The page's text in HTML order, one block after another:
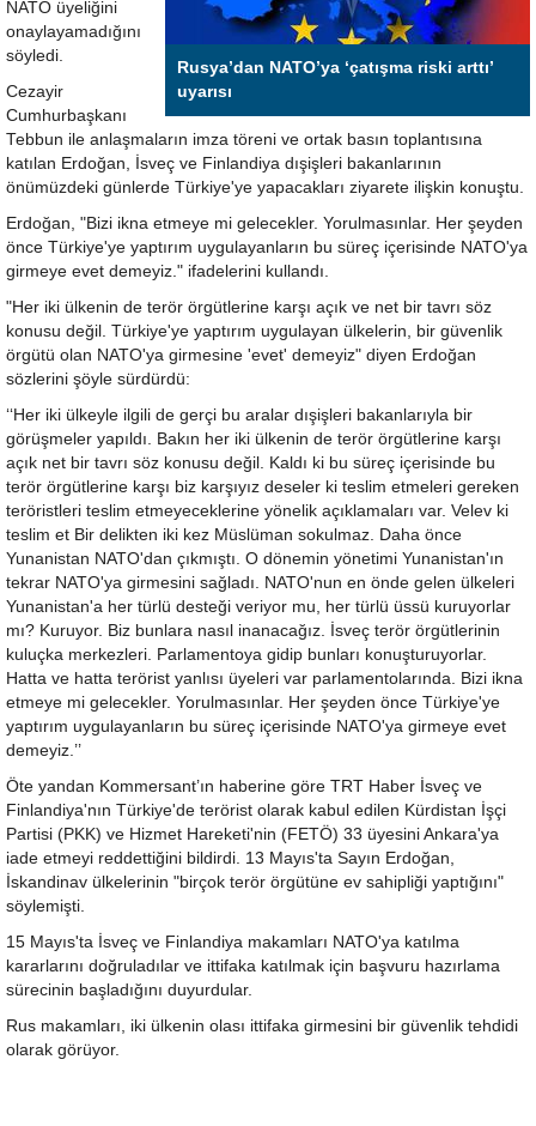
Rusya’dan NATO’ya ‘çatışma riski arttı’
uyarısı
NATO üyeliğini
onaylayamadığını
söyledi.
Cezayir
Cumhurbaşkanı
Tebbun ile anlaşmaların imza töreni ve ortak basın toplantısına
katılan Erdoğan, İsveç ve Finlandiya dışişleri bakanlarının
önümüzdeki günlerde Türkiye'ye yapacakları ziyarete ilişkin konuştu.
Erdoğan, "Bizi ikna etmeye mi gelecekler. Yorulmasınlar. Her şeyden
önce Türkiye'ye yaptırım uygulayanların bu süreç içerisinde NATO'ya
girmeye evet demeyiz." ifadelerini kullandı.
"Her iki ülkenin de terör örgütlerine karşı açık ve net bir tavrı söz
konusu değil. Türkiye'ye yaptırım uygulayan ülkelerin, bir güvenlik
örgütü olan NATO'ya girmesine 'evet' demeyiz" diyen Erdoğan
sözlerini şöyle sürdürdü:
‘‘Her iki ülkeyle ilgili de gerçi bu aralar dışişleri bakanlarıyla bir
görüşmeler yapıldı. Bakın her iki ülkenin de terör örgütlerine karşı
açık net bir tavrı söz konusu değil. Kaldı ki bu süreç içerisinde bu
terör örgütlerine karşı biz karşıyız deseler ki teslim etmeleri gereken
teröristleri teslim etmeyeceklerine yönelik açıklamaları var. Velev ki
teslim et Bir delikten iki kez Müslüman sokulmaz. Daha önce
Yunanistan NATO'dan çıkmıştı. O dönemin yönetimi Yunanistan'ın
tekrar NATO'ya girmesini sağladı. NATO'nun en önde gelen ülkeleri
Yunanistan'a her türlü desteği veriyor mu, her türlü üssü kuruyorlar
mı? Kuruyor. Biz bunlara nasıl inanacağız. İsveç terör örgütlerinin
kuluçka merkezleri. Parlamentoya gidip bunları konuşturuyorlar.
Hatta ve hatta terörist yanlısı üyeleri var parlamentolarında. Bizi ikna
etmeye mi gelecekler. Yorulmasınlar. Her şeyden önce Türkiye'ye
yaptırım uygulayanların bu süreç içerisinde NATO'ya girmeye evet
demeyiz.’’
Öte yandan Kommersant’ın haberine göre TRT Haber İsveç ve
Finlandiya'nın Türkiye'de terörist olarak kabul edilen Kürdistan İşçi
Partisi (PKK) ve Hizmet Hareketi'nin (FETÖ) 33 üyesini Ankara'ya
iade etmeyi reddettiğini bildirdi. 13 Mayıs'ta Sayın Erdoğan,
İskandinav ülkelerinin "birçok terör örgütüne ev sahipliği yaptığını"
söylemişti.
15 Mayıs'ta İsveç ve Finlandiya makamları NATO'ya katılma
kararlarını doğruladılar ve ittifaka katılmak için başvuru hazırlama
sürecinin başladığını duyurdular.
Rus makamları, iki ülkenin olası ittifaka girmesini bir güvenlik tehdidi
olarak görüyor.